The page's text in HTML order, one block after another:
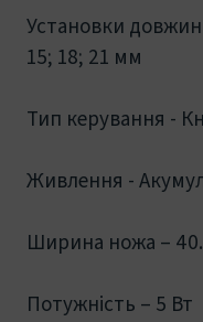
Установки
15; 18; 21 мм
Тип керування -
Живлення -
Ширина ножа –
Потужність – 5 Вт